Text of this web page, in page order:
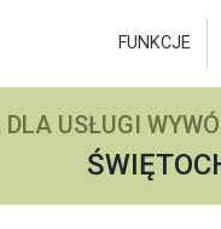
FUNKCJE
USŁUGI